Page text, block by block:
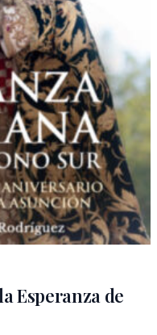
Esperanza de